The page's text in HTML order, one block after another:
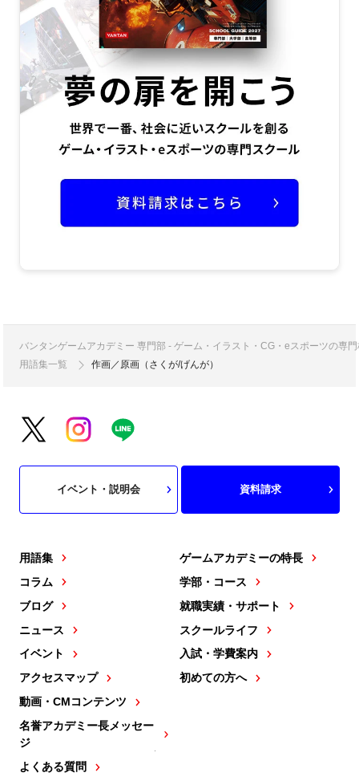
バンタンゲームアカデミー 専門部 - ゲーム・イラスト・CG・eスポーツの専
用語集一覧
作画／原画（さくが/げんが）
用語集
コラム
ブログ
ニュース
イベント
アクセスマップ
動画・CMコンテンツ
名誉アカデミー長メッセー
ジ
よくある質問
ゲームアカデミーの特長
学部・コース
就職実績・サポート
スクールライフ
入試・学費案内
初めての方へ
イベント・説明会 資料請求